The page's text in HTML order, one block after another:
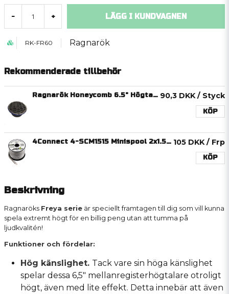
- + LÄGG I KUNDVAGNEN
RK-FR60 Ragnarök
Rekommenderade tillbehör
Ragnarök Honeycomb 6.5" Högtalargaller 90,3 DKK/ Styck
KÖP
4Connect 4-SCM1515 Minispool 2x1.5mm2, 15m 105 DKK/ Frp
KÖP
Beskrivning
Ragnaröks Freya serie är speciellt framtagen till dig som vill kunna
spela extremt högt för en billig peng utan att tumma på
ljudkvalitén!
Funktioner och fördelar:
Hög känslighet. Tack vare sin höga känslighet
spelar dessa 6,5" mellanregisterhögtalare otroligt
högt, även med lite effekt. Detta innebär att även